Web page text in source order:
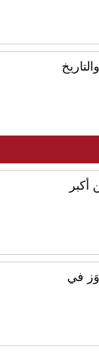
أكبر
في